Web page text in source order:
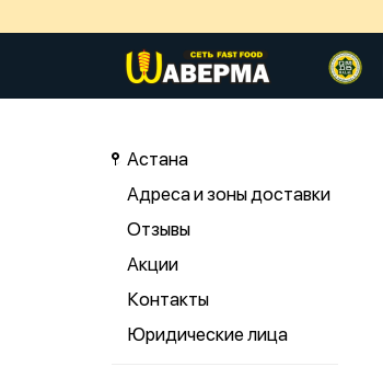
Астана
Адреса и зоны доставки
Отзывы
Акции
Контакты
Юридические лица